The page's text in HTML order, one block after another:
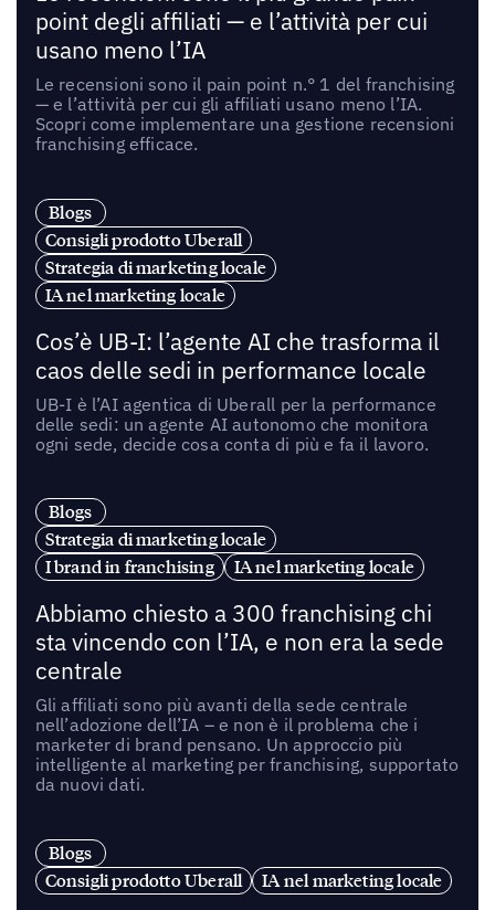
point degli affiliati — e l’attività per cui
usano meno l’IA
Le recensioni sono il pain point n.° 1 del franchising
— e l’attività per cui gli affiliati usano meno l’IA.
Scopri come implementare una gestione recensioni
franchising efficace.
Blogs
Consigli prodotto Uberall
Strategia di marketing locale
IA nel marketing locale
Cos’è UB-I: l’agente AI che trasforma il
caos delle sedi in performance locale
UB-I è l’AI agentica di Uberall per la performance
delle sedi: un agente AI autonomo che monitora
ogni sede, decide cosa conta di più e fa il lavoro.
Blogs
Strategia di marketing locale
I brand in franchising
IA nel marketing locale
Abbiamo chiesto a 300 franchising chi
sta vincendo con l’IA, e non era la sede
centrale
Gli affiliati sono più avanti della sede centrale
nell’adozione dell’IA – e non è il problema che i
marketer di brand pensano. Un approccio più
intelligente al marketing per franchising, supportato
da nuovi dati.
Blogs
Consigli prodotto Uberall
IA nel marketing locale